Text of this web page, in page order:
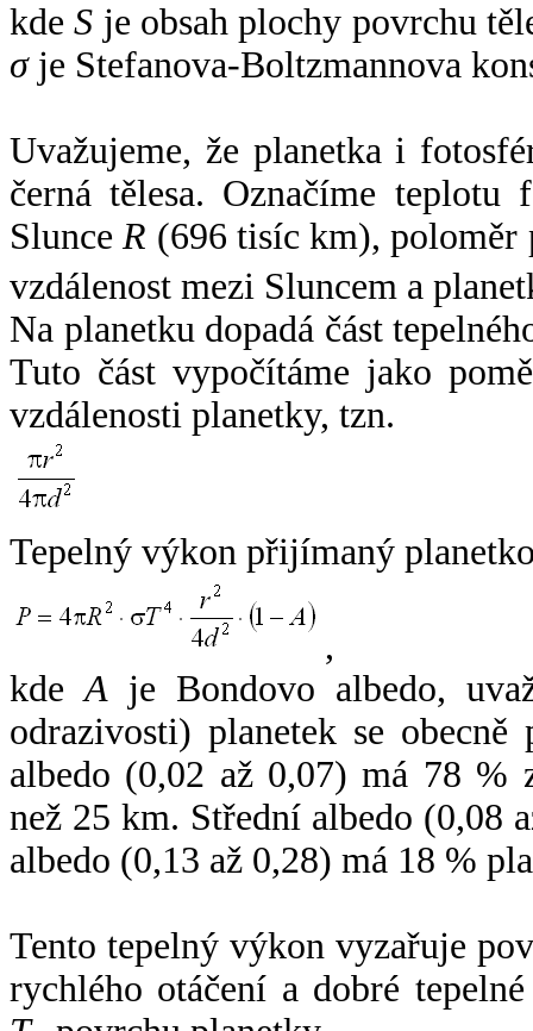
kdeS je obsah plochy povrchu
σje Stefanova-Boltzmannova
Uvažujeme, že planetka i
černá tělesa. Označíme
SlunceR (696 tisíc km),
vzdálenost mezi Sluncem a
Na planetku dopadá část
Tuto část vypočítáme jako
vzdálenosti planetky, tzn.
Tepelný výkon přijímaný
,
kdeA je Bondovo albedo,
odrazivosti) planetek se
albedo (0,02 až 0,07) má 78 %
než 25 km. Střední albedo (0,08
albedo (0,13 až 0,28) má 18 %
Tento tepelný výkon vyzařuje
rychlého otáčení a dobré